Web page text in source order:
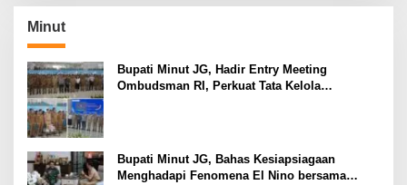
Minut
Bupati Minut JG, Hadir Entry Meeting
Ombudsman RI, Perkuat Tata Kelola
Bupati Minut JG, Bahas Kesiapsiagaan
Menghadapi Fenomena El Nino bersama